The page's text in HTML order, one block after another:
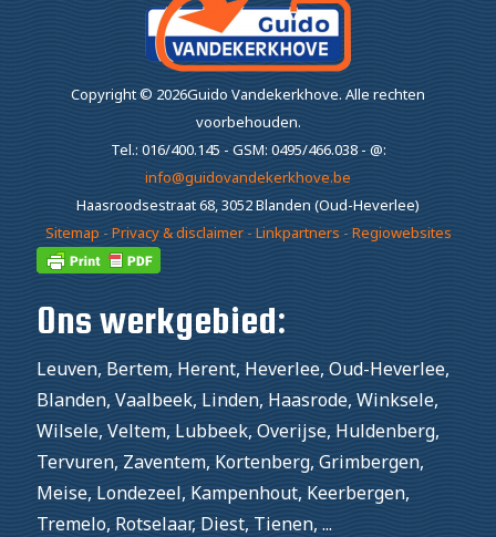
Copyright © 2026Guido Vandekerkhove. Alle rechten
voorbehouden.
Tel.: 016/400.145 - GSM: 0495/466.038 - @:
info@guidovandekerkhove.be
Haasroodsestraat 68, 3052 Blanden (Oud-Heverlee)
Sitemap - Privacy & disclaimer- Linkpartners - Regiowebsites
Ons werkgebied:
Leuven, Bertem, Herent, Heverlee, Oud-Heverlee,
Blanden, Vaalbeek, Linden, Haasrode, Winksele,
Wilsele, Veltem, Lubbeek, Overijse, Huldenberg,
Tervuren, Zaventem, Kortenberg, Grimbergen,
Meise, Londezeel, Kampenhout, Keerbergen,
Tremelo, Rotselaar, Diest, Tienen, ...